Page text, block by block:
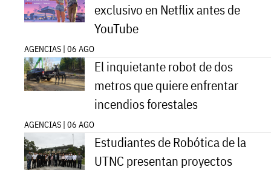
exclusivo en Netflix antes de
YouTube
AGENCIAS | 06 AGO
El inquietante robot de dos
metros que quiere enfrentar
incendios forestales
AGENCIAS | 06 AGO
Estudiantes de Robótica de la
UTNC presentan proyectos